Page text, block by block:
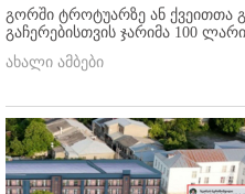
გორში ტროტუარზე ან ქვეითთა
გაჩერებისთვის ჯარიმა 100 ლარი
ახალი ამბები